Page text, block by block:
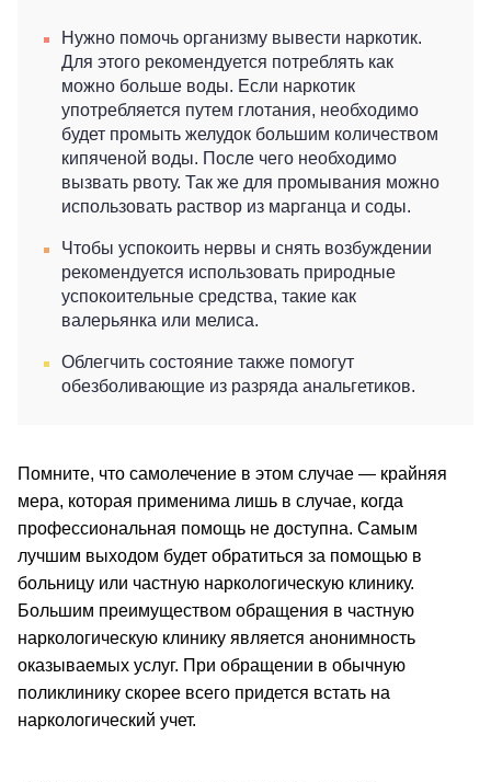
Нужно помочь организму вывести наркотик.
Для этого рекомендуется потреблять как
можно больше воды. Если наркотик
употребляется путем глотания, необходимо
будет промыть желудок большим количеством
кипяченой воды. После чего необходимо
вызвать рвоту. Так же для промывания можно
использовать раствор из марганца и соды.
Чтобы успокоить нервы и снять возбуждении
рекомендуется использовать природные
успокоительные средства, такие как
валерьянка или мелиса.
Облегчить состояние также помогут
обезболивающие из разряда анальгетиков.
Помните, что самолечение в этом случае — крайняя
мера, которая применима лишь в случае, когда
профессиональная помощь не доступна. Самым
лучшим выходом будет обратиться за помощью в
больницу или частную наркологическую клинику.
Большим преимуществом обращения в частную
наркологическую клинику является анонимность
оказываемых услуг. При обращении в обычную
поликлинику скорее всего придется встать на
наркологический учет.